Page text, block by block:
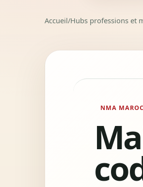
Accueil/Hubs professions et
NMA MAROC